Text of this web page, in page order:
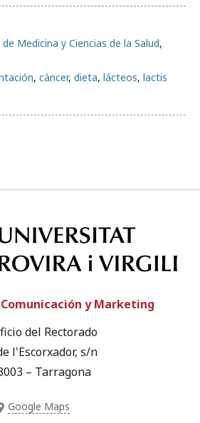
Medicina y Ciencias de la Salud,
, càncer, dieta, lácteos, lactis
y Marketing
del Rectorado
l'Escorxador, s/n
– Tarragona
Google Maps